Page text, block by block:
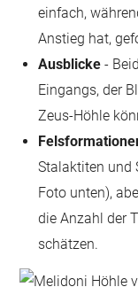
einfach,
Anstieg hat,
Ausblicke -
Eingangs, der
Zeus-Höhle
Stalaktiten und
Foto unten),
die Anzahl der
schätzen.